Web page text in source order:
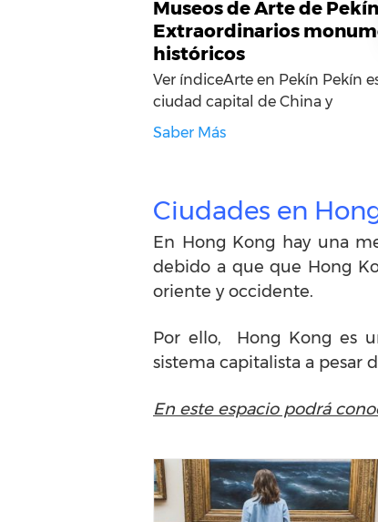
Museos de Arte de Pekín
Extraordinarios
históricos
Ver índiceArte en Pekín Pekín
ciudad capital de China y
Saber Más
Ciudades en
En Hong Kong hay una
debido a que que Hong
oriente y occidente.
Por ello, Hong Kong es
sistema capitalista a pesar
En este espacio podrá